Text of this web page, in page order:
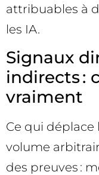
attribuables à
les IA.
Signaux
indirects :
vraiment
Ce qui déplace
volume
des preuves :